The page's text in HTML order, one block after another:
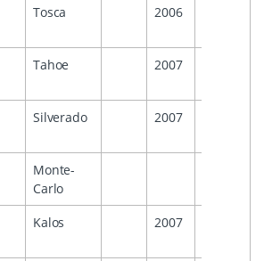
Tosca 2006
Tahoe 2007
Silverado 2007
Monte-
Carlo
Kalos 2007